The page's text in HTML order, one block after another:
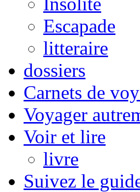
Escapade
litteraire
dossiers
Carnets de
Voyager
Voir et lire
livre
Suivez le